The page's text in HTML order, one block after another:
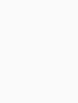
のみ、個人情報を収
報を提供された場合
とをお客様が許諾し
れる情報の提供
、確認、および